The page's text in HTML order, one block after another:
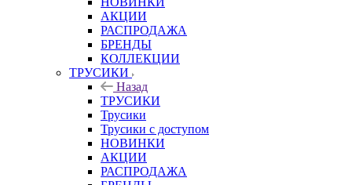
АКЦИИ
РАСПРОДАЖА
БРЕНДЫ
КОЛЛЕКЦИИ
ТРУСИКИ
Назад
ТРУСИКИ
Трусики
Трусики с доступом
НОВИНКИ
АКЦИИ
РАСПРОДАЖА